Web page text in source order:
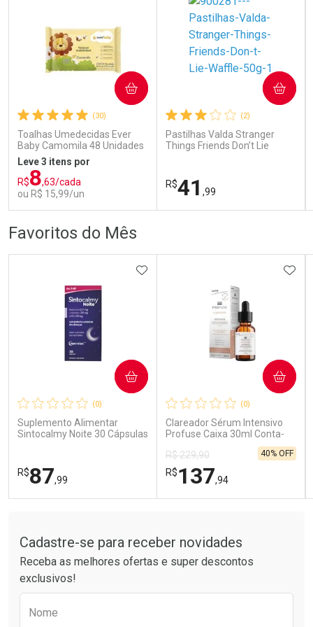
Comprar sem Desconto
Por R$ 37,99/cada
Comprar sem Desconto
Por R$ 37,99/cada
Comprar sem Desconto
Por R$ 57,74/cada
Comprar sem Desconto
Por R$ 57,74/cada
(30)
Toalhas Umedecidas Ever
Baby Camomila 48 Unidades
Leve 3 itens por
R$8,63/cada
ou R$ 15,99/un
COMPRAR
Comprar sem Desconto
Por R$ 15,99/cada
Por Menos
Comprar sem Desconto
Por R$ 15,99/cada
(2)
Pastilhas Valda Stranger
Things Friends Don’t Lie
R$41 ,99
COMPRAR
Comprar sem Desconto
Por R$ 41,99/cada
Por Menos
Comprar sem Desconto
Por R$ 41,99/cada
Favoritos do Mês
(0)
Suplemento Alimentar
Sintocalmy Noite 30 Cápsulas
R$87,99
ADICIONAR AOS FAVORITOS
COMPRAR
Laboratório
Por Menos
(0)
Clareador Sérum Intensivo
Profuse Caixa 30ml Conta-
R$ 229,90
R$137,94
40% OFF
COMPRAR
Laboratório
Por Menos
Cadastre-se para receber novidades
Receba as melhores ofertas e super descontos
exclusivos!
Nome